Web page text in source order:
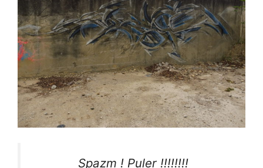
Spazm ! Puler !!!!!!!!